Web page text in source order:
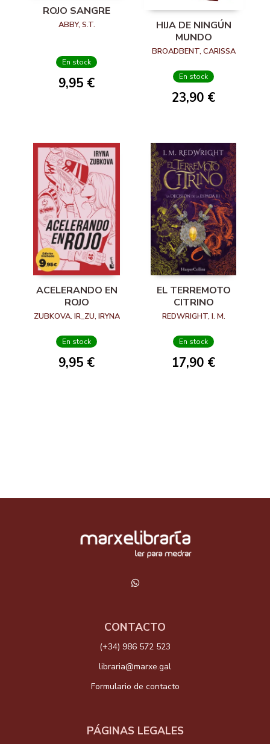
ROJO SANGRE
ABBY, S.T.
En stock
9,95 €
HIJA DE NINGÚN
MUNDO
BROADBENT, CARISSA
En stock
23,90 €
ACELERANDO EN
ROJO
ZUBKOVA. IR_ZU, IRYNA
En stock
9,95 €
EL TERREMOTO
CITRINO
REDWRIGHT, I. M.
En stock
17,90 €
CONTACTO
(+34) 986 572 523
libraria@marxe.gal
Formulario de contacto
PÁGINAS LEGALES